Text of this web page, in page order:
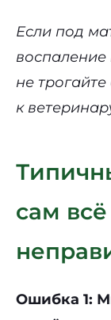
Если под
не
к
сам
Ошибка 1: